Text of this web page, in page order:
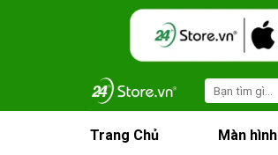
Search
for:
Trang Chủ Màn hình